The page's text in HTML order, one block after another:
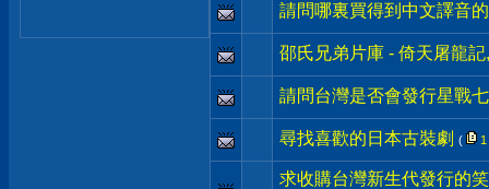
請問哪裏買得到中文譯音
邵氏兄弟片庫 - 倚天屠龍
請問台灣是否會發行星戰
尋找喜歡的日本古裝劇 ( 1
求收購台灣新生代發行的